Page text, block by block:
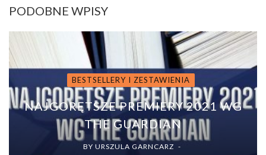
PODOBNE WPISY
BESTSELLERY I ZESTAWIENIA
NAJGORĘTSZE PREMIERY 2021 WG
THE GUARDIAN
BY URSZULA GARNCARZ